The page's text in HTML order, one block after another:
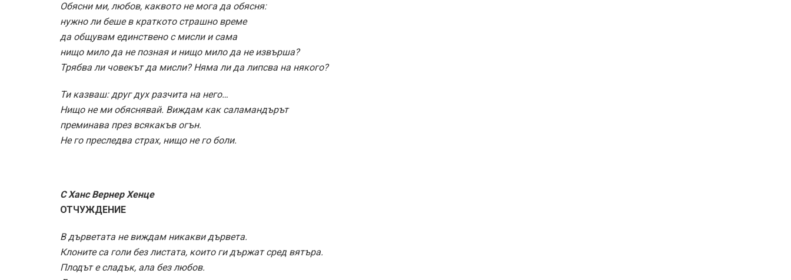
Обясни ми, любов, каквото не мога да обясня:
нужно ли беше в краткото страшно време
да общувам единствено с мисли и сама
нищо мило да не позная и нищо мило да не извърша?
Трябва ли човекът да мисли? Няма ли да липсва на някого?
Ти казваш: друг дух разчита на него…
Нищо не ми обяснявай. Виждам как саламандърът
преминава през всякакъв огън.
Не го преследва страх, нищо не го боли.
С Ханс Вернер Хенце
ОТЧУЖДЕНИЕ
В дърветата не виждам никакви дървета.
Клоните са голи без листата, които ги държат сред вятъра.
Плодът е сладък, ала без любов.